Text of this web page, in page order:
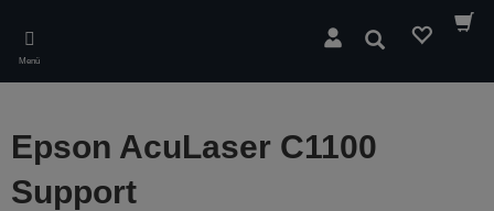
main
content
Menü
Suchen
Epson AcuLaser C1100
Support